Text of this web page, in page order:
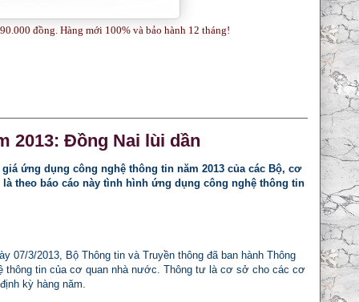
đồng. Hàng mới 100% và bảo hành 12 tháng!
2013: Đồng Nai lùi dần
ứng dụng công nghệ thông tin năm 2013 của các Bộ, cơ
theo báo cáo này tình hình ứng dụng công nghệ thông tin
07/3/2013, Bộ Thông tin và Truyền thông đã ban hành Thông
thông tin của cơ quan nhà nước. Thông tư là cơ sở cho các cơ
kỳ hàng năm.